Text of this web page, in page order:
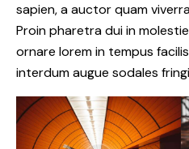
sapien, a auctor quam
Proin pharetra dui in
ornare lorem in tempus
interdum augue sodales